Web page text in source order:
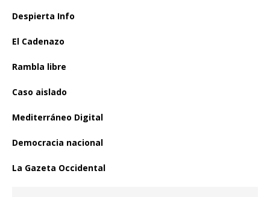
Despierta Info
El Cadenazo
Rambla libre
Caso aislado
Mediterráneo Digital
Democracia nacional
La Gazeta Occidental